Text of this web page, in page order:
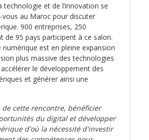
technologie et de l’innovation se
au Maroc pour discuter
900 entreprises, 250
de 95 pays participent à ce salon.
numérique est en pleine expansion
plus massive des technologies
le développement des
et générer ainsi une
de cette rencontre, bénéficier
du digital et développer
d'où la nécessité d'investir